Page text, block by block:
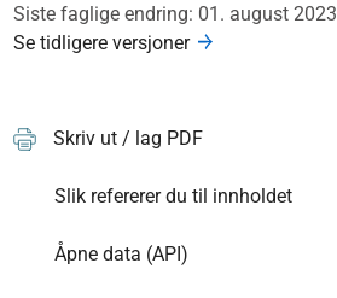
Siste faglige endring: 01. august 2023
Se tidligere versjoner
Skriv ut / lag PDF
Slik refererer du til innholdet
Åpne data (API)